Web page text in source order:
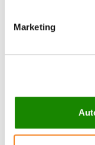
Marketing